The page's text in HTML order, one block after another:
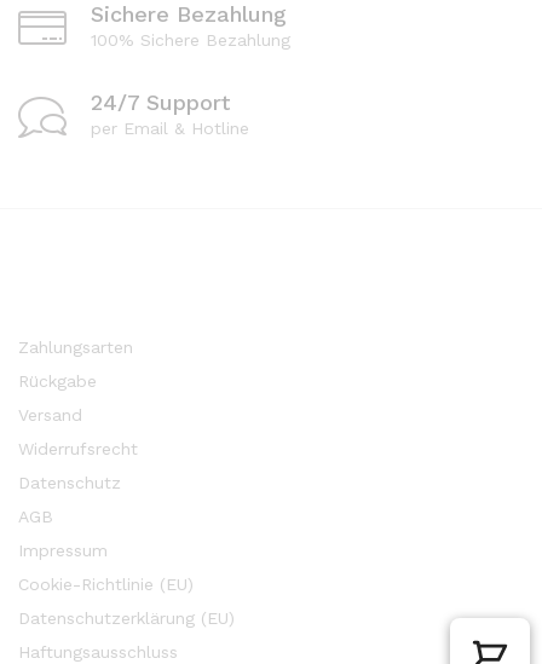
Sichere Bezahlung
100% Sichere Bezahlung
24/7 Support
per Email & Hotline
Zahlungsarten
Rückgabe
Versand
Widerrufsrecht
Datenschutz
AGB
Impressum
Cookie-Richtlinie (EU)
Datenschutzerklärung (EU)
Haftungsausschluss